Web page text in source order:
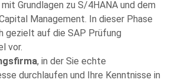
mit Grundlagen zu S/4HANA und dem
Management. In dieser Phase
gezielt auf die SAP Prüfung
vor.
, in der Sie echte
durchlaufen und Ihre Kenntnisse in